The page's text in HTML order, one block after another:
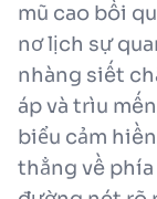
mũ cao bồi
nơ lịch sự
nhàng siết
áp và trìu
biểu cảm
thẳng về